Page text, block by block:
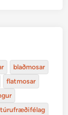
blaðmosar
flatmosar